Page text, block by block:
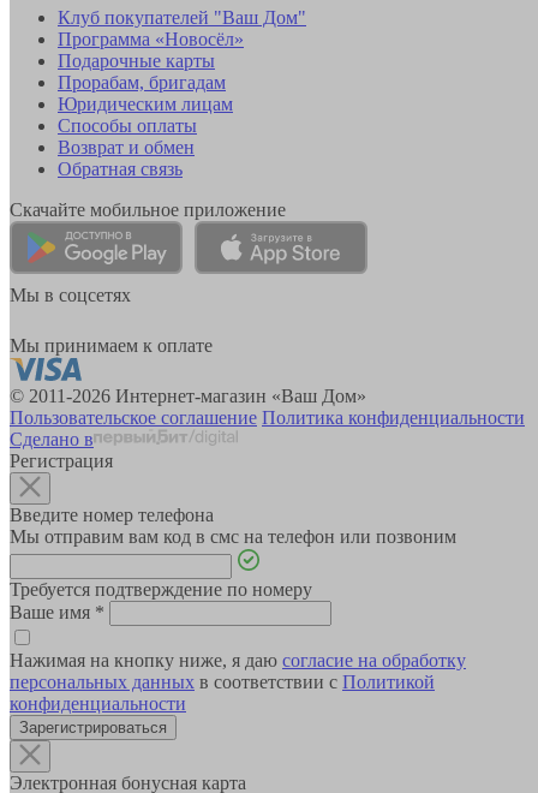
Клуб покупателей "Ваш Дом"
Программа «Новосёл»
Подарочные карты
Прорабам, бригадам
Юридическим лицам
Способы оплаты
Возврат и обмен
Обратная связь
Скачайте мобильное приложение
Мы в соцсетях
Мы принимаем к оплате
© 2011-2026 Интернет-магазин «Ваш Дом»
Пользовательское соглашение Политика конфиденциальности
Сделано в
Регистрация
Введите номер телефона
Мы отправим вам код в смс на телефон или позвоним
Требуется подтверждение по номеру
Ваше имя *
Нажимая на кнопку ниже, я даю согласие на обработку
персональных данных в соответствии с Политикой
конфиденциальности
Зарегистрироваться
Электронная бонусная карта